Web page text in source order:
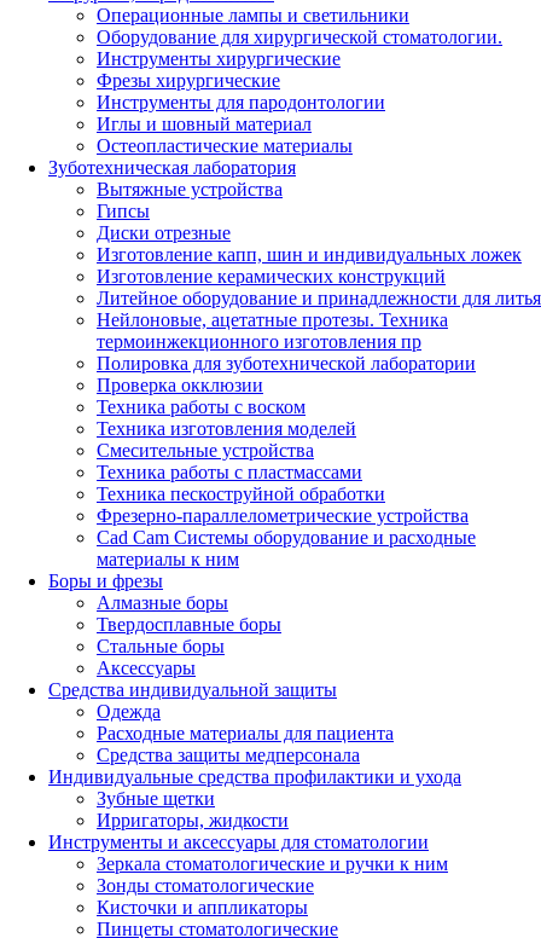
Операционные лампы и светильники
Оборудование для хирургической стоматологии.
Инструменты хирургические
Фрезы хирургические
Инструменты для пародонтологии
Иглы и шовный материал
Остеопластические материалы
Зуботехническая лаборатория
Вытяжные устройства
Гипсы
Диски отрезные
Изготовление капп, шин и индивидуальных ложек
Изготовление керамических конструкций
Литейное оборудование и принадлежности для литья
Нейлоновые, ацетатные протезы. Техника
термоинжекционного изготовления пр
Полировка для зуботехнической лаборатории
Проверка окклюзии
Техника работы с воском
Техника изготовления моделей
Смесительные устройства
Техника работы с пластмассами
Техника пескоструйной обработки
Фрезерно-параллелометрические устройства
Cad Cam Системы оборудование и расходные
материалы к ним
Боры и фрезы
Алмазные боры
Твердосплавные боры
Стальные боры
Аксессуары
Средства индивидуальной защиты
Одежда
Расходные материалы для пациента
Средства защиты медперсонала
Индивидуальные средства профилактики и ухода
Зубные щетки
Ирригаторы, жидкости
Инструменты и аксессуары для стоматологии
Зеркала стоматологические и ручки к ним
Зонды стоматологические
Кисточки и аппликаторы
Пинцеты стоматологические